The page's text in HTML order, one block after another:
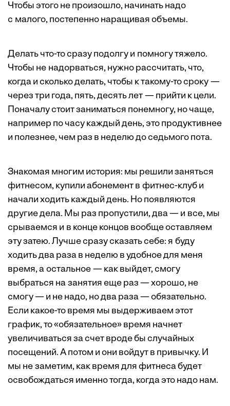
Чтобы этого не произошло, начинать надо
с малого, постепенно наращивая объемы.
Делать что-то сразу ­подолгу и помногу тяжело.
Чтобы не надорваться, нужно рассчитать, что,
когда и сколько делать, чтобы к такому-то сроку —
через три года, пять, десять лет — прийти к цели.
Поначалу стоит заниматься понемногу, но чаще,
например по часу каждый день, это продуктивнее
и полезнее, чем раз в неделю до седьмого пота.
Знакомая многим история: мы решили заняться
фитнесом, купили абонемент в фитнес-клуб и
начали ходить каждый день. Но появляются
другие дела. Мы раз пропустили, два — и все, мы
срываемся и в конце концов вообще оставляем
эту затею. Лучше сразу сказать себе: я буду
ходить два раза в ­неделю в удобное для меня
время, а остальное — как выйдет, смогу
выбраться на занятия еще раз — хорошо, не
смогу — и не надо, но два раза — обязательно.
Если какое-то время мы выдерживаем этот
график, то «обязательное» время начнет
увеличиваться за счет вроде бы случайных
посещений. А потом и они войдут в привычку. И
мы не заметим, как время для фитнеса будет
освобождаться именно тогда, когда это надо нам.